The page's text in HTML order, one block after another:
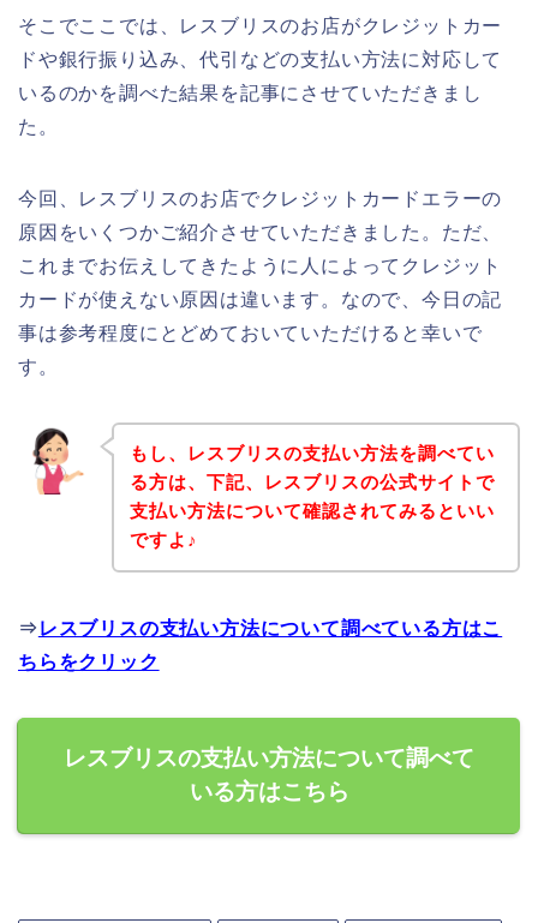
そこでここでは、レスブリスのお店がクレジットカー
ドや銀行振り込み、代引などの支払い方法に対応して
いるのかを調べた結果を記事にさせていただきまし
た。
今回、レスブリスのお店でクレジットカードエラーの
原因をいくつかご紹介させていただきました。ただ、
これまでお伝えしてきたように人によってクレジット
カードが使えない原因は違います。なので、今日の記
事は参考程度にとどめておいていただけると幸いで
す。
もし、レスブリスの支払い方法を調べてい
る方は、下記、レスブリスの公式サイトで
支払い方法について確認されてみるといい
ですよ♪
⇒ レスブリスの支払い方法について調べている方はこ
ちらをクリック
レスブリスの支払い方法について調べて
いる方はこちら